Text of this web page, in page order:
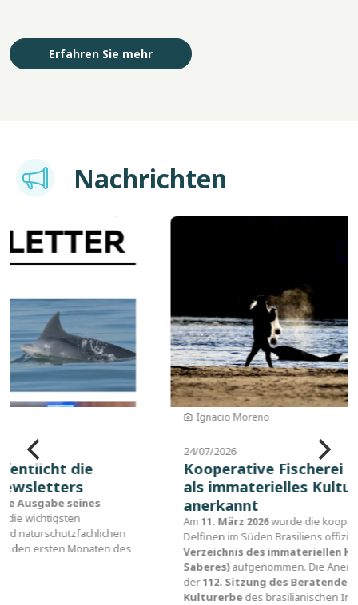
Erfahren Sie mehr
Imagem Nachrichten
24/07/2026
Kooperative Fischerei mit Lahille-Delfinen
als immaterielles Kulturerbe Brasiliens
anerkannt
Am11. März 2026
wurde die kooperative Fischerei mit Lahille-
Delfinen im Süden Brasiliens offiziell in das brasilianische
Verzeichnis des immateriellen Kulturerbes (Livro dos
aufgenommen. Die Anerkennung erfolgte während
112. Sitzung des Beratenden Ausschusses für das
des brasilianischen Instituts für historisches und